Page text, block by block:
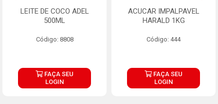
LEITE DE COCO ADEL
500ML
Código: 8808
FAÇA SEU
LOGIN
ACUCAR IMPALPAVEL
HARALD 1KG
Código: 444
FAÇA SEU
LOGIN